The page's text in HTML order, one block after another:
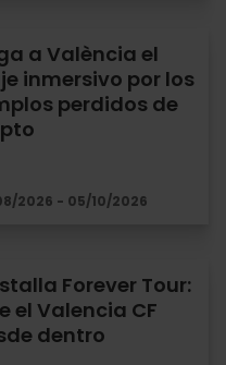
a València el
inmersivo por los
perdidos de
2026 - 05/10/2026
Forever Tour:
el Valencia CF
dentro